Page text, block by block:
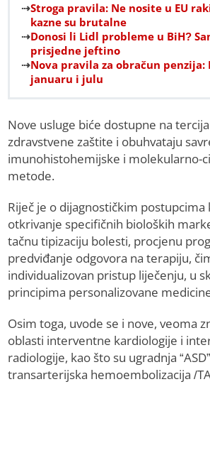
Stroga pravila: Ne nosite u EU
kazne su brutalne
Donosi li Lidl probleme u BiH?
prisjedne jeftino
Nova pravila za obračun penzija:
januaru i julu
Nove usluge biće dostupne na
zdravstvene zaštite i obuhvataju
imunohistohemijske i molekularno-
metode.
Riječ je o dijagnostičkim postupcima
otkrivanje specifičnih bioloških
tačnu tipizaciju bolesti, procjenu
predviđanje odgovora na terapiju,
individualizovan pristup liječenju, u
principima personalizovane
Osim toga, uvode se i nove, veoma
oblasti interventne kardiologije i
radiologije, kao što su ugradnja
transarterijska hemoembolizacija /